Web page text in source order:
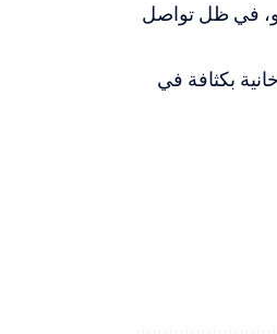
في ظل تواصل
بكثافة في